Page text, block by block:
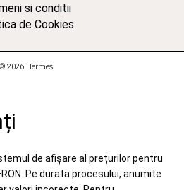
si conditii
de Cookies
© 2026 Hermes
de afișare al prețurilor pentru
Pe durata procesului, anumite